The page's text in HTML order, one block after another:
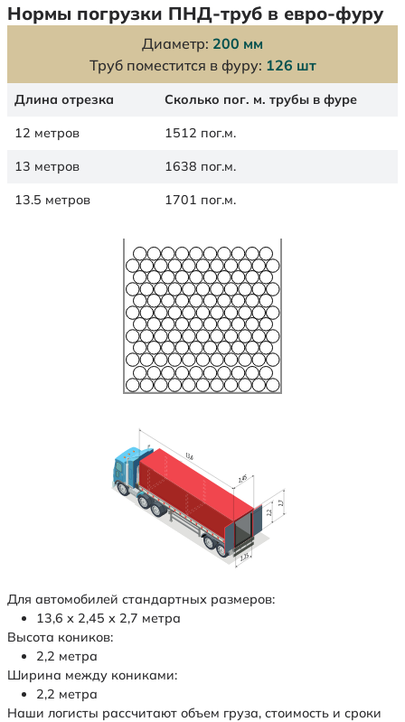
Нормы погрузки ПНД-труб в евро-фуру
Диаметр: 200 мм
Труб поместится в фуру: 126 шт
Длина отрезка Сколько пог. м. трубы в фуре
12 метров 1512 пог.м.
13 метров 1638 пог.м.
13.5 метров 1701 пог.м.
Для автомобилей стандартных размеров:
13,6 х 2,45 х 2,7 метра
Высота коников:
2,2 метра
Ширина между кониками:
2,2 метра
Наши логисты рассчитают объем груза, стоимость и сроки